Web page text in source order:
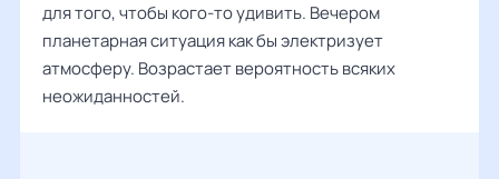
для того, чтобы кого-то удивить. Вечером
планетарная ситуация как бы электризует
атмосферу. Возрастает вероятность всяких
неожиданностей.